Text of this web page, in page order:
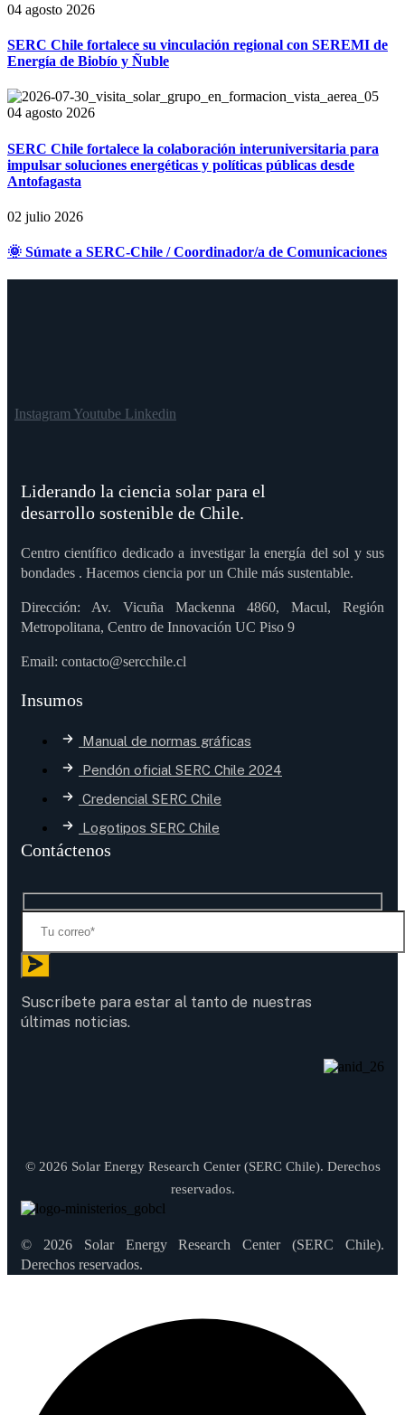
04 agosto 2026
SERC Chile fortalece su vinculación regional con SEREMI de
Energía de Biobío y Ñuble
04 agosto 2026
SERC Chile fortalece la colaboración interuniversitaria para
impulsar soluciones energéticas y políticas públicas desde
Antofagasta
02 julio 2026
🌞 Súmate a SERC-Chile / Coordinador/a de Comunicaciones
InstagramYoutube Linkedin
Liderando la ciencia solar para el
desarrollo sostenible de Chile.
Centro científico dedicado a investigar la energía del sol y sus
bondades . Hacemos ciencia por un Chile más sustentable.
Dirección: Av. Vicuña Mackenna 4860, Macul, Región
Metropolitana, Centro de Innovación UC Piso 9
Email: contacto@sercchile.cl
Insumos
Manual de normas gráficas
Pendón oficial SERC Chile 2024
Credencial SERC Chile
Logotipos SERC Chile
Contáctenos
Suscríbete para estar al tanto de nuestras
últimas noticias.
© 2026 Solar Energy Research Center (SERC Chile). Derechos
reservados.
© 2026 Solar Energy Research Center (SERC Chile).
Derechos reservados.